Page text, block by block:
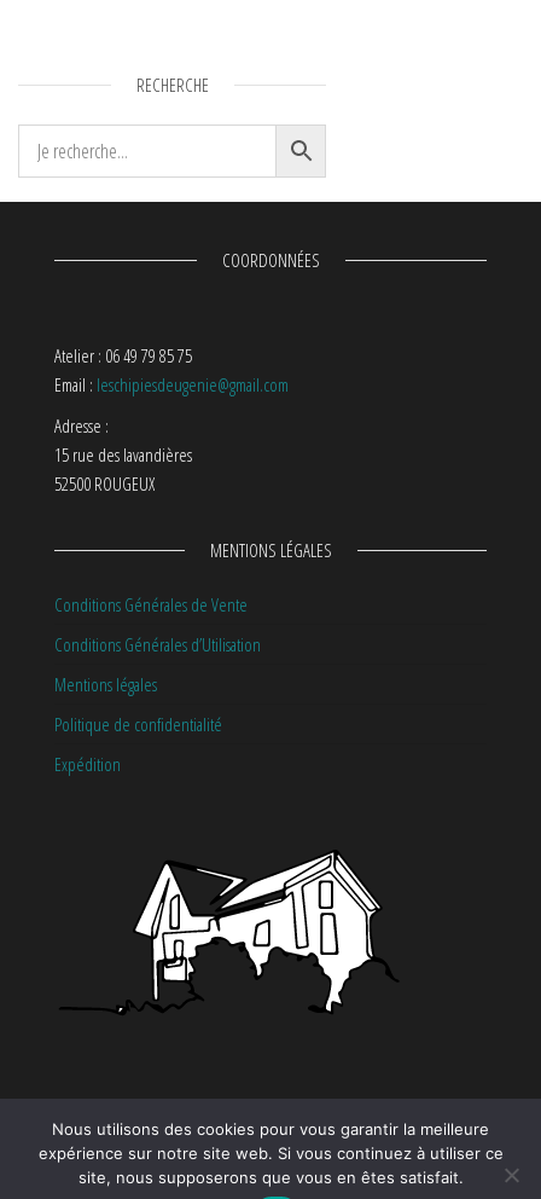
RECHERCHE
COORDONNÉES
Atelier : 06 49 79 85 75
Email : leschipiesdeugenie@gmail.com
Adresse :
15 rue des lavandières
52500 ROUGEUX
MENTIONS LÉGALES
Conditions Générales de Vente
Conditions Générales d’Utilisation
Mentions légales
Politique de confidentialité
Expédition
CATÉGORIES
Tendance
Nous utilisons des cookies pour vous garantir la meilleure
expérience sur notre site web. Si vous continuez à utiliser ce
site, nous supposerons que vous en êtes satisfait.